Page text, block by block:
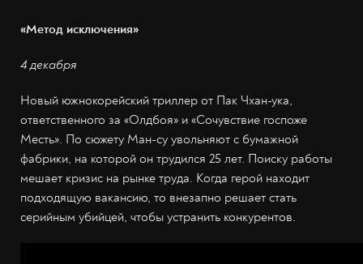
«Метод исключения»
4 декабря
Новый южнокорейский триллер от Пак Чхан-ука,
ответственного за «Олдбоя» и «Сочувствие госпоже
Месть». По сюжету Ман-су увольняют с бумажной
фабрики, на которой он трудился 25 лет. Поиску работы
мешает кризис на рынке труда. Когда герой находит
подходящую вакансию, то внезапно решает стать
серийным убийцей, чтобы устранить конкурентов.